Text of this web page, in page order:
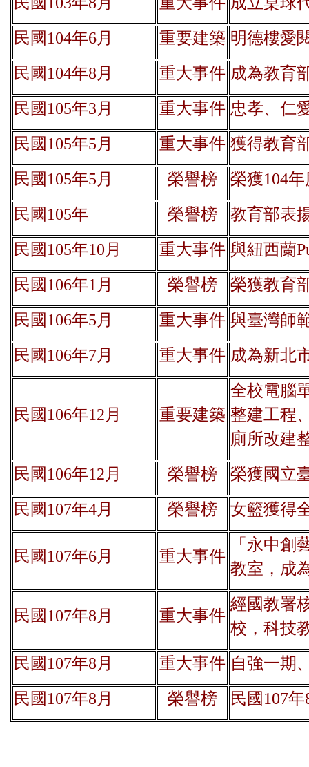
民國104年6月
重要建築 明德樓愛
民國104年8月
重大事件 成為教育
民國105年3月
重大事件 忠孝、仁
民國105年5月
重大事件 獲得教育
民國105年5月
榮譽榜
榮獲104
民國105年
榮譽榜
教育部表
民國105年10月
重大事件 與紐西蘭
民國106年1月
榮譽榜
榮獲教育
民國106年5月
重大事件 與臺灣師
民國106年7月
重大事件 成為新北
民國106年12月 重要建築
全校電腦
整建工程
廁所改建
民國106年12月
榮譽榜
榮獲國立
民國107年4月
榮譽榜 女籃獲得
民國107年6月 重大事件
「永中創
教室，成
民國107年8月 重大事件
經國教署
校，科技
民國107年8月
重大事件 自強一期
民國107年8月
榮譽榜 民國107